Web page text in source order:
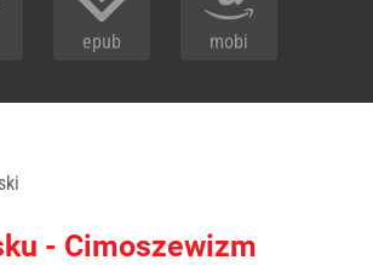
epub mobi
- Cimoszewizm